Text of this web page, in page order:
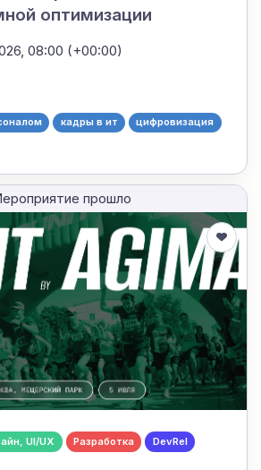
оптимизации
08:00 (+00:00)
кадры в ит
цифровизация
прошло
UI/UX Разработка
DevRel